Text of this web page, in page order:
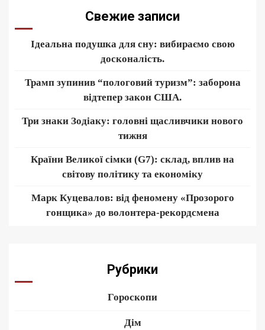
Свежие записи
Ідеальна подушка для сну: вибираємо свою
досконалість.
Трамп зупинив “пологовий туризм”: заборона
відтепер закон США.
Три знаки Зодіаку: головні щасливчики нового
тижня
Країни Великої сімки (G7): склад, вплив на
світову політику та економіку
Марк Куцевалов: від феномену «Прозорого
гонщика» до волонтера-рекордсмена
Рубрики
Гороскопи
Дім